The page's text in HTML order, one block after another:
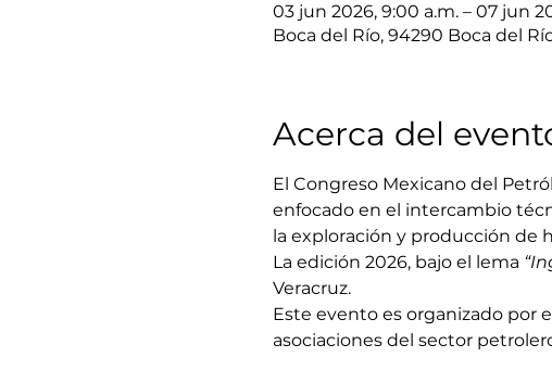
03 jun 2026, 9:00 a.m. – 07 jun
Boca del Río, 94290 Boca del
Acerca del
El Congreso Mexicano del
enfocado en el intercambio
la exploración y producción de
La edición 2026, bajo el lema
Veracruz.
Este evento es organizado por
asociaciones del sector